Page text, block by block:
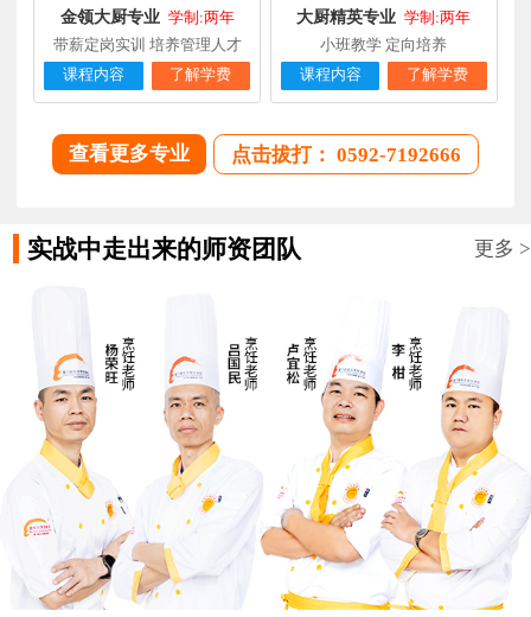
金领大厨专业 学制:两年
带薪定岗实训 培养管理人才
课程内容
了解学费
大厨精英专业 学制:两年
小班教学 定向培养
课程内容
了解学费
查看更多专业 点击拔打： 0592-7192666
实战中走出来的师资团队 更多 >